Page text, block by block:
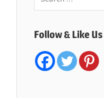
for:
Follow & Like Us